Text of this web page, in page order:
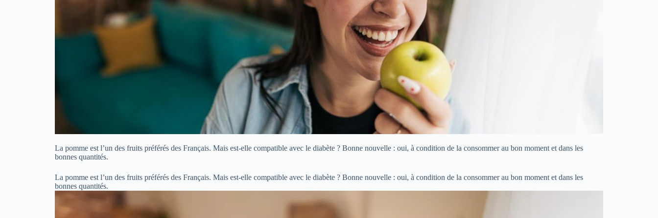
La pomme est l’un des fruits préférés des Français. Mais est-elle compatible avec le diabète ? Bonne nouvelle : oui, à condition de la consommer au bon moment et dans les
bonnes quantités.
La pomme est l’un des fruits préférés des Français. Mais est-elle compatible avec le diabète ? Bonne nouvelle : oui, à condition de la consommer au bon moment et dans les
bonnes quantités.